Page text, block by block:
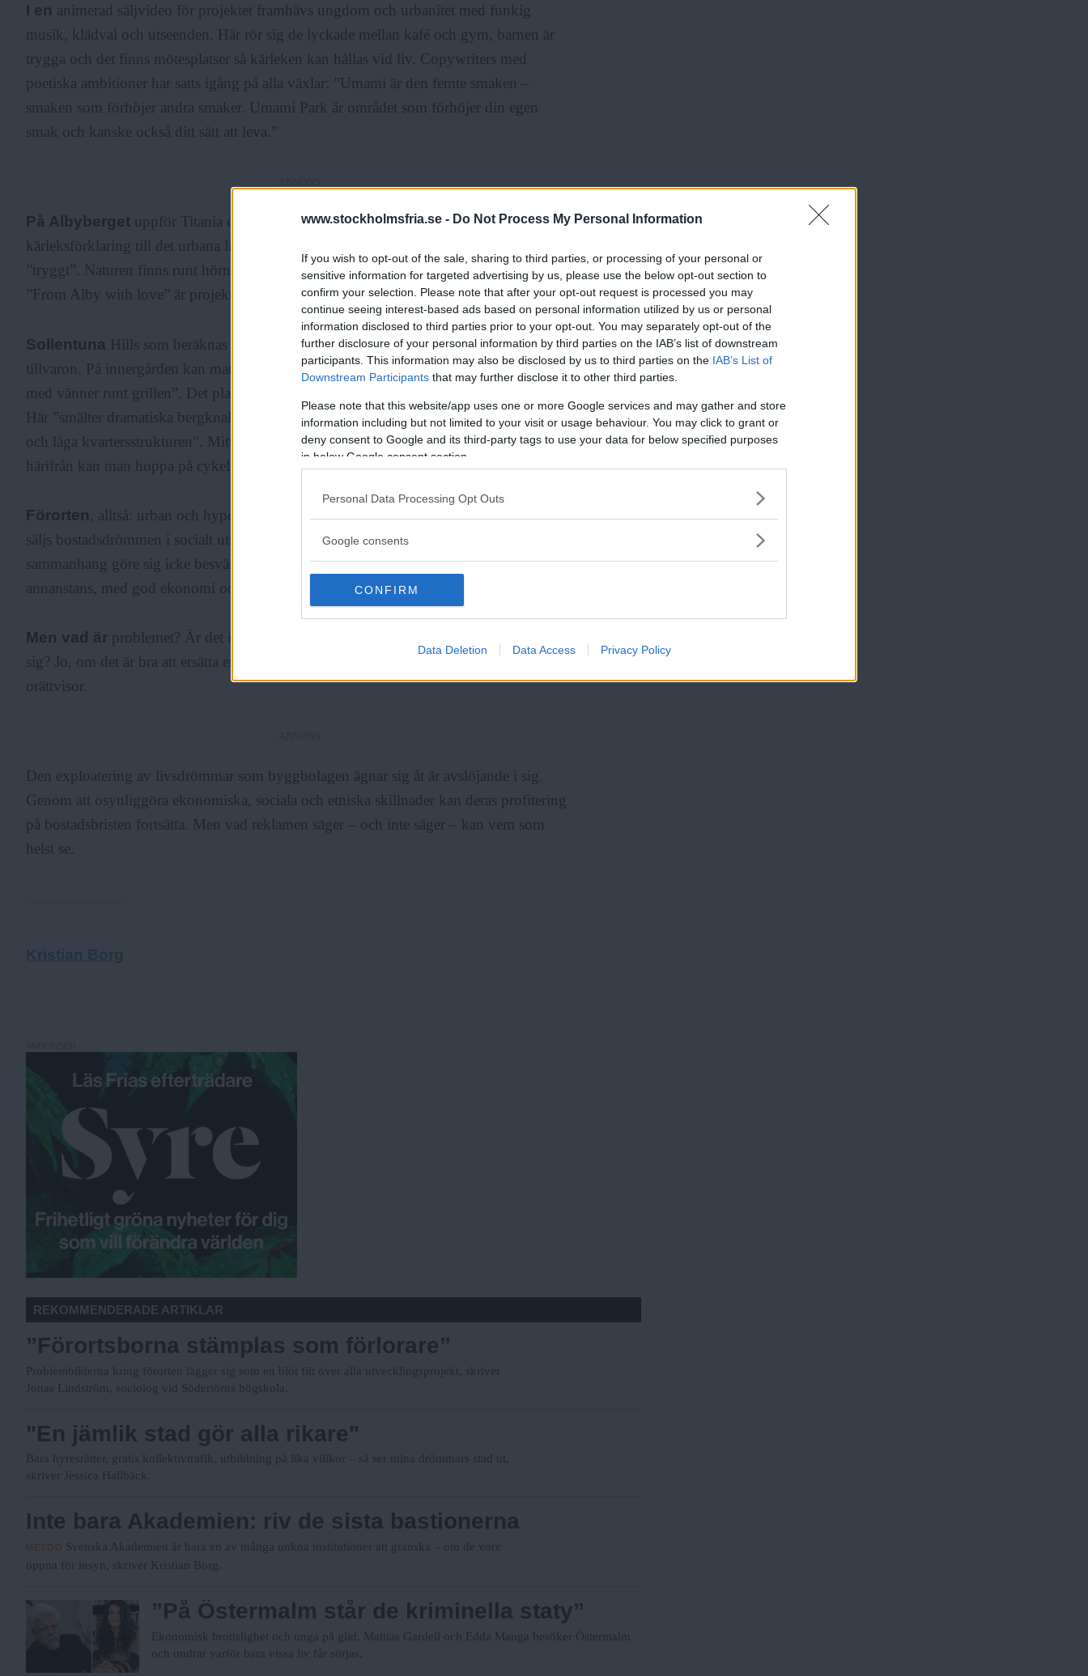
www.stockholmsfria.se - Do Not Process My Personal Information
If you wish to opt-out of the sale, sharing to third parties, or processing of your personal or
sensitive information for targeted advertising by us, please use the below opt-out section to
confirm your selection. Please note that after your opt-out request is processed you may
continue seeing interest-based ads based on personal information utilized by us or personal
information disclosed to third parties prior to your opt-out. You may separately opt-out of the
further disclosure of your personal information by third parties on the IAB’s list of downstream
participants. This information may also be disclosed by us to third parties on the IAB’s List of
Downstream Participants that may further disclose it to other third parties.
Please note that this website/app uses one or more Google services and may gather and store
information including but not limited to your visit or usage behaviour. You may click to grant or
deny consent to Google and its third-party tags to use your data for below specified purposes
in below Google consent section.
Personal Data Processing Opt Outs
Google consents
CONFIRM
Data Deletion Data Access Privacy Policy
Läs Frias efterträdare!
Syreär Sveriges enda gröna dagstidning som
finns både digitalt och i tryck.
I en animerad säljvideo för projektet framhävs ungdom och urbanitet med funkig
musik, klädval och utseenden. Här rör sig de lyckade mellan kafé och gym, barnen är
trygga och det finns mötesplatser så kärleken kan hållas vid liv. Copywriters med
poetiska ambitioner har satts igång på alla växlar: ”Umami är den femte smaken –
smaken som förhöjer andra smaker. Umami Park är området som förhöjer din egen
smak och kanske också ditt sätt att leva.”
På Albyberget uppför Titania ett ”helt unikt bostadsprojekt” som ”en
kärleksförklaring till det urbana livet”. Värdeorden är ”enkelt”, ”bekymmersfritt” och
”tryggt”. Naturen finns runt hörnet och området ska passa både singlar och barnfamiljer.
”From Alby with love” är projektets slogan.
Sollentuna Hills som beräknas stå klart 2021–2022 erbjuder extra guldkant på
tillvaron. På innergården kan man ”bubbla i jacuzzin, slappa i loungehörnan eller hänga
med vänner runt grillen”. Det planeras bil- och cykelpool och gemensam cykelverkstad.
Här ”smälter dramatiska bergknallar och skogsklädda parkrum samman med den täta
och låga kvartersstrukturen”. Mitt i skogen men ändå urbant! Skulle man ändå vilja
härifrån kan man hoppa på cykeln eller ta den planerade linbanan till Häggvik.
Förorten, alltså: urban och hypermodern. Grön och trygg. Något alldeles extra. Så
säljs bostadsdrömmen i socialt utsatta förorter. Lokala ekonomier och sociala
sammanhang göre sig icke besvär. Annonserna riktas till unga vuxna från någon
annanstans, med god ekonomi och ljusa framtidsutsikter. Nybyggare i vildmarken.
Men vad är problemet? Är det inte bra att förorten får lite romantiskt skimmer över
sig? Jo, om det är bra att ersätta en stereotyp med en annan. Om det är bra att befästa
orättvisor.
Den exploatering av livsdrömmar som byggbolagen ägnar sig åt är avslöjande i sig.
Genom att osynliggöra ekonomiska, sociala och etniska skillnader kan deras profitering
på bostadsbristen fortsätta. Men vad reklamen säger – och inte säger – kan vem som
helst se.
Kristian Borg
REKOMMENDERADE ARTIKLAR
”Förortsborna stämplas som förlorare”
Problembilderna kring förorten lägger sig som en blöt filt över alla utvecklingsprojekt, skriver
Jonas Lindström, sociolog vid Södertörns högskola.
"En jämlik stad gör alla rikare"
Bara hyresrätter, gratis kollektivtrafik, utbildning på lika villkor – så ser mina drömmars stad ut,
skriver Jessica Hallbäck.
Inte bara Akademien: riv de sista bastionerna
METOO Svenska Akademien är bara en av många unkna institutioner att granska – om de vore
öppna för insyn, skriver Kristian Borg.
”På Östermalm står de kriminella staty”
Ekonomisk brottslighet och unga på glid. Mattias Gardell och Edda Manga besöker Östermalm
och undrar varför bara vissa liv får sörjas.